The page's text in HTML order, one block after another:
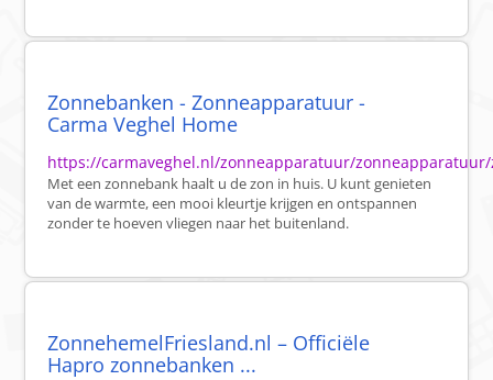
Zonnebanken - Zonneapparatuur -
Carma Veghel Home
https://carmaveghel.nl/zonneapparatuur/
Met een zonnebank haalt u de zon in huis. U kunt genieten
van de warmte, een mooi kleurtje krijgen en ontspannen
zonder te hoeven vliegen naar het buitenland.
ZonnehemelFriesland.nl – Officiële
Hapro zonnebanken ...